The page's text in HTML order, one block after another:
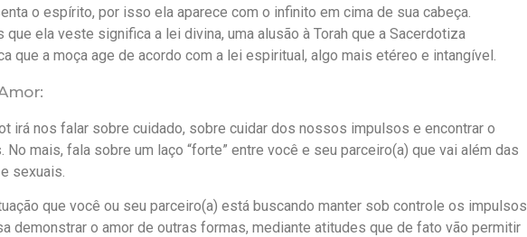
o espírito, por isso ela aparece com o infinito em cima de sua cabeça.
que ela veste significa a lei divina, uma alusão à Torah que a Sacerdotiza
que a moça age de acordo com a lei espiritual, algo mais etéreo e intangível.
irá nos falar sobre cuidado, sobre cuidar dos nossos impulsos e encontrar o
mais, fala sobre um laço “forte” entre você e seu parceiro(a) que vai além das
sexuais.
que você ou seu parceiro(a) está buscando manter sob controle os impulsos
demonstrar o amor de outras formas, mediante atitudes que de fato vão permitir